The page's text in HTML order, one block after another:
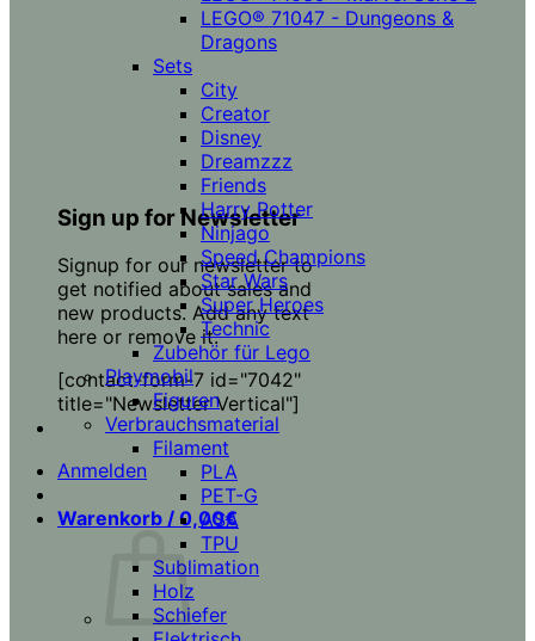
Sign up for Newsletter
Signup for our newsletter to
get notified about sales and
new products. Add any text
here or remove it.
[contact-form-7 id="7042"
title="Newsletter Vertical"]
Anmelden
Warenkorb / 0,00€
LEGO® 71047 - Dungeons &
Dragons
Sets
City
Creator
Disney
Dreamzzz
Friends
Harry Potter
Ninjago
Speed Champions
Star Wars
Super Heroes
Technic
Zubehör für Lego
Playmobil
Figuren
Verbrauchsmaterial
Filament
PLA
PET-G
ASA
TPU
Sublimation
Holz
Schiefer